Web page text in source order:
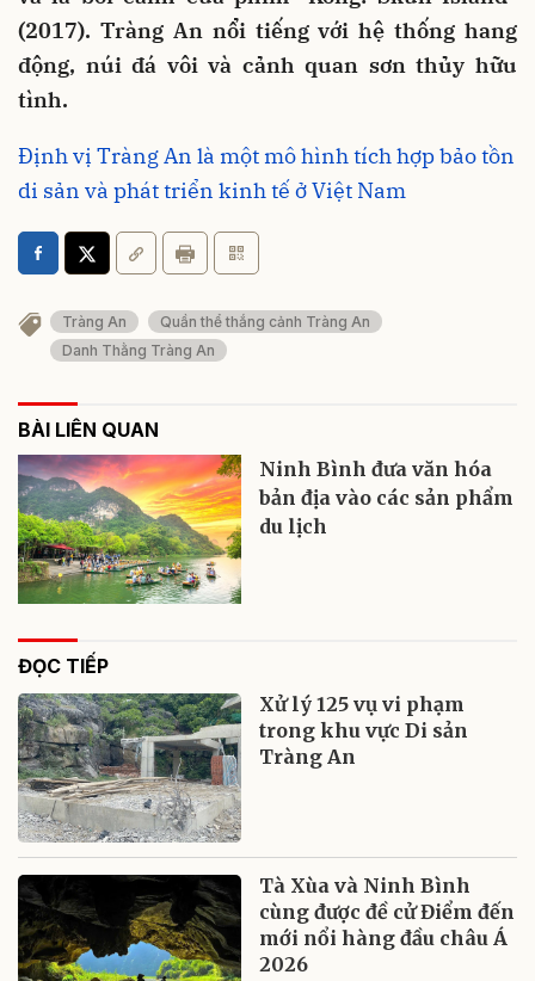
(2017). Tràng An nổi tiếng với hệ thống hang
động, núi đá vôi và cảnh quan sơn thủy hữu
tình.
Định vị Tràng An là một mô hình tích hợp bảo tồn
di sản và phát triển kinh tế ở Việt Nam
Tràng An
Quần thể thắng cảnh Tràng An
Danh Thằng Tràng An
BÀI LIÊN QUAN
Ninh Bình đưa văn hóa
bản địa vào các sản phẩm
du lịch
ĐỌC TIẾP
Xử lý 125 vụ vi phạm
trong khu vực Di sản
Tràng An
Tà Xùa và Ninh Bình
cùng được đề cử Điểm đến
mới nổi hàng đầu châu Á
2026